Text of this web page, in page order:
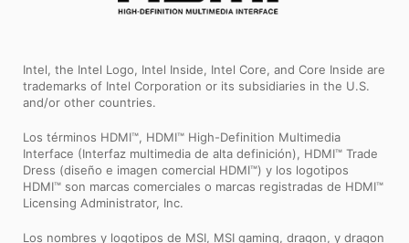
Intel, the Intel Logo, Intel Inside, Intel Core, and Core Inside are
trademarks of Intel Corporation or its subsidiaries in the U.S.
and/or other countries.
Los términos HDMI™, HDMI™ High-Definition Multimedia
Interface (Interfaz multimedia de alta definición), HDMI™ Trade
Dress (diseño e imagen comercial HDMI™) y los logotipos
HDMI™ son marcas comerciales o marcas registradas de HDMI™
Licensing Administrator, Inc.
Los nombres y logotipos de MSI, MSI gaming, dragon, y dragon